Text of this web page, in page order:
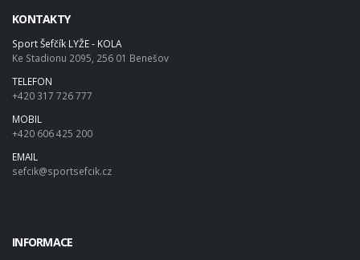
KONTAKTY
Sport Šefčík LYŽE - KOLA
Ke Stadionu 2095, 256 01 Benešov
TELEFON
+420 317 726 777
MOBIL
+420 606 425 200
EMAIL
sefcik@sportsefcik.cz
INFORMACE